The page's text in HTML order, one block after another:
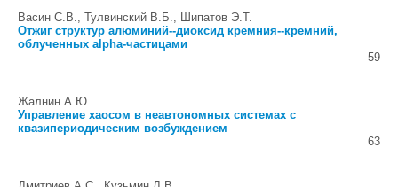
Васин С.В., Тулвинский В.Б., Шипатов Э.Т.
Отжиг структур алюминий--диоксид кремния--кремний,
облученных alpha-частицами
59
Жалнин А.Ю.
Управление хаосом в неавтономных системах с
квазипериодическим возбуждением
63